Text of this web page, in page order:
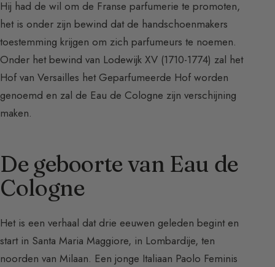
Hij had de wil om de Franse parfumerie te promoten,
het is onder zijn bewind dat de handschoenmakers
toestemming krijgen om zich parfumeurs te noemen.
Onder het bewind van Lodewijk XV (1710-1774) zal het
Hof van Versailles het Geparfumeerde Hof worden
genoemd en zal de Eau de Cologne zijn verschijning
maken.
De geboorte van Eau de
Cologne
Het is een verhaal dat drie eeuwen geleden begint en
start in Santa Maria Maggiore, in Lombardije, ten
noorden van Milaan. Een jonge Italiaan Paolo Feminis